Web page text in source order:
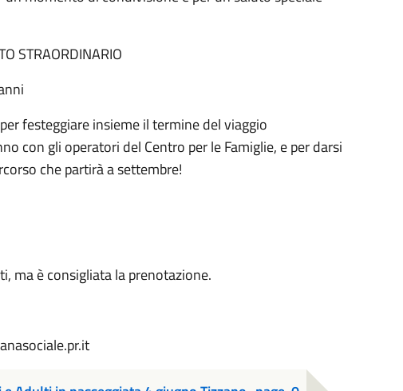
STRAORDINARIO
festeggiare insieme il termine del viaggio
con gli operatori del Centro per le Famiglie, e per darsi
che partirà a settembre!
ma è consigliata la prenotazione.